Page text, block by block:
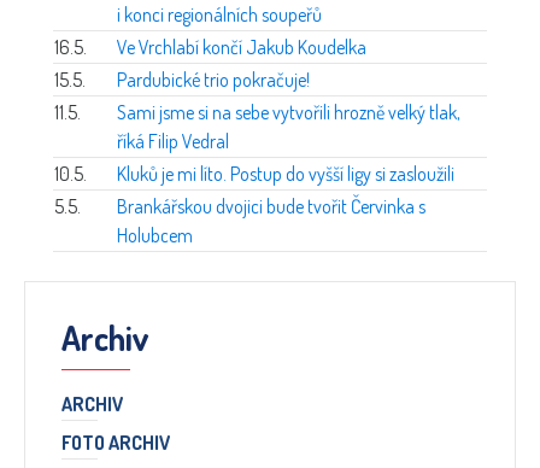
i konci regionálních soupeřů
16.5.
Ve Vrchlabí končí Jakub Koudelka
15.5.
Pardubické trio pokračuje!
11.5.
Sami jsme si na sebe vytvořili hrozně velký tlak,
říká Filip Vedral
10.5.
Kluků je mi líto. Postup do vyšší ligy si zasloužili
5.5.
Brankářskou dvojici bude tvořit Červinka s
Holubcem
Archiv
ARCHIV
FOTO ARCHIV